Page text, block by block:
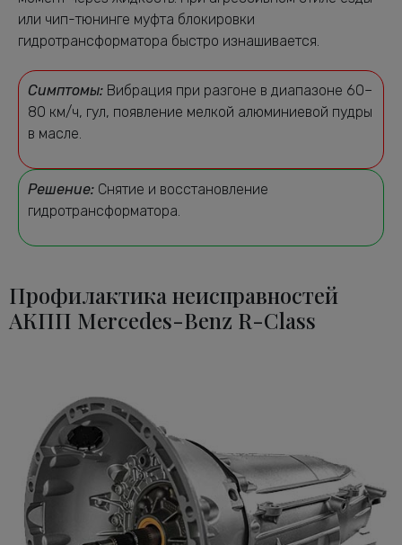
или чип-тюнинге муфта блокировки
гидротрансформатора быстро изнашивается.
Симптомы: Вибрация при разгоне в диапазоне 60–
80 км/ч, гул, появление мелкой алюминиевой пудры
в масле.
Решение: Снятие и восстановление
гидротрансформатора.
Профилактика неисправностей
АКПП Mercedes-Benz R-Class